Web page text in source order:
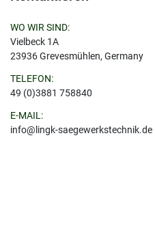
WO WIR SIND:
Vielbeck 1A
23936 Grevesmühlen, Germany
TELEFON:
49 (0)3881 758840
E-MAIL:
info@lingk-saegewerkstechnik.de